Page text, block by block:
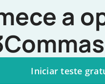
a
Iniciar teste